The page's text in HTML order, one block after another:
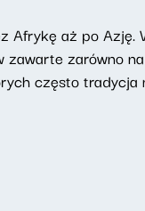
Afrykę aż po Azję.
zawarte zarówno
często tradycja